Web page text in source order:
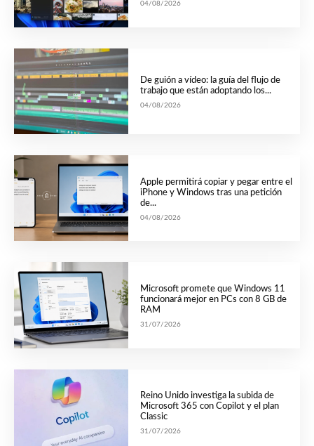
04/08/2026
De guión a vídeo: la guía del flujo de
trabajo que están adoptando los...
04/08/2026
Apple permitirá copiar y pegar entre el
iPhone y Windows tras una petición
de...
04/08/2026
Microsoft promete que Windows 11
funcionará mejor en PCs con 8 GB de
RAM
31/07/2026
Reino Unido investiga la subida de
Microsoft 365 con Copilot y el plan
Classic
31/07/2026